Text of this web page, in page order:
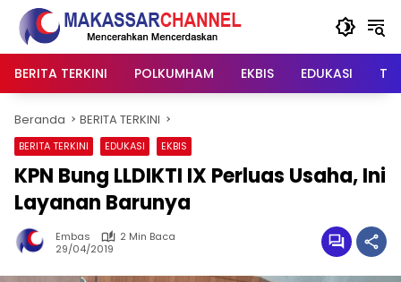
Langsung
konten
BERITA TERKINI
POLKUMHAM EKBIS EDUKASI
Beranda BERITA TERKINI
BERITA TERKINI EDUKASI EKBIS
KPN Bung LLDIKTI IX Perluas Usaha, Ini
Layanan Barunya
Embas
2 Min Baca
29/04/2019